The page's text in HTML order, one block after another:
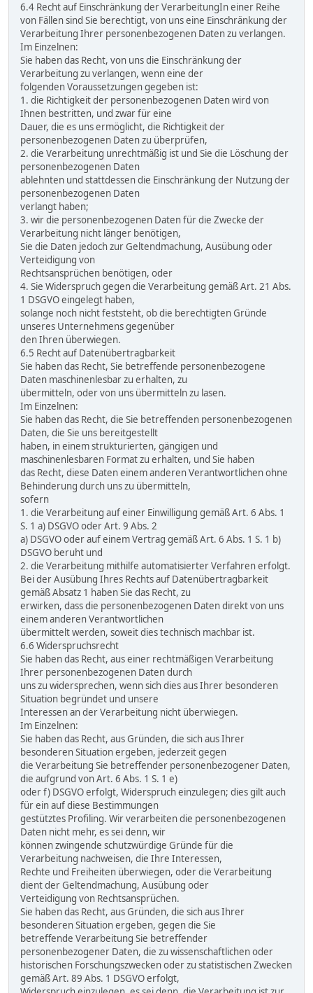
6.4 Recht auf Einschränkung der VerarbeitungIn einer Reihe
von Fällen sind Sie berechtigt, von uns eine Einschränkung der
Verarbeitung Ihrer personenbezogenen Daten zu verlangen.
Im Einzelnen:
Sie haben das Recht, von uns die Einschränkung der
Verarbeitung zu verlangen, wenn eine der
folgenden Voraussetzungen gegeben ist:
1. die Richtigkeit der personenbezogenen Daten wird von
Ihnen bestritten, und zwar für eine
Dauer, die es uns ermöglicht, die Richtigkeit der
personenbezogenen Daten zu überprüfen,
2. die Verarbeitung unrechtmäßig ist und Sie die Löschung der
personenbezogenen Daten
ablehnten und stattdessen die Einschränkung der Nutzung der
personenbezogenen Daten
verlangt haben;
3. wir die personenbezogenen Daten für die Zwecke der
Verarbeitung nicht länger benötigen,
Sie die Daten jedoch zur Geltendmachung, Ausübung oder
Verteidigung von
Rechtsansprüchen benötigen, oder
4. Sie Widerspruch gegen die Verarbeitung gemäß Art. 21 Abs.
1 DSGVO eingelegt haben,
solange noch nicht feststeht, ob die berechtigten Gründe
unseres Unternehmens gegenüber
den Ihren überwiegen.
6.5 Recht auf Datenübertragbarkeit
Sie haben das Recht, Sie betreffende personenbezogene
Daten maschinenlesbar zu erhalten, zu
übermitteln, oder von uns übermitteln zu lasen.
Im Einzelnen:
Sie haben das Recht, die Sie betreffenden personenbezogenen
Daten, die Sie uns bereitgestellt
haben, in einem strukturierten, gängigen und
maschinenlesbaren Format zu erhalten, und Sie haben
das Recht, diese Daten einem anderen Verantwortlichen ohne
Behinderung durch uns zu übermitteln,
sofern
1. die Verarbeitung auf einer Einwilligung gemäß Art. 6 Abs. 1
S. 1 a) DSGVO oder Art. 9 Abs. 2
a) DSGVO oder auf einem Vertrag gemäß Art. 6 Abs. 1 S. 1 b)
DSGVO beruht und
2. die Verarbeitung mithilfe automatisierter Verfahren erfolgt.
Bei der Ausübung Ihres Rechts auf Datenübertragbarkeit
gemäß Absatz 1 haben Sie das Recht, zu
erwirken, dass die personenbezogenen Daten direkt von uns
einem anderen Verantwortlichen
übermittelt werden, soweit dies technisch machbar ist.
6.6 Widerspruchsrecht
Sie haben das Recht, aus einer rechtmäßigen Verarbeitung
Ihrer personenbezogenen Daten durch
uns zu widersprechen, wenn sich dies aus Ihrer besonderen
Situation begründet und unsere
Interessen an der Verarbeitung nicht überwiegen.
Im Einzelnen:
Sie haben das Recht, aus Gründen, die sich aus Ihrer
besonderen Situation ergeben, jederzeit gegen
die Verarbeitung Sie betreffender personenbezogener Daten,
die aufgrund von Art. 6 Abs. 1 S. 1 e)
oder f) DSGVO erfolgt, Widerspruch einzulegen; dies gilt auch
für ein auf diese Bestimmungen
gestütztes Profiling. Wir verarbeiten die personenbezogenen
Daten nicht mehr, es sei denn, wir
können zwingende schutzwürdige Gründe für die
Verarbeitung nachweisen, die Ihre Interessen,
Rechte und Freiheiten überwiegen, oder die Verarbeitung
dient der Geltendmachung, Ausübung oder
Verteidigung von Rechtsansprüchen.
Sie haben das Recht, aus Gründen, die sich aus Ihrer
besonderen Situation ergeben, gegen die Sie
betreffende Verarbeitung Sie betreffender
personenbezogener Daten, die zu wissenschaftlichen oder
historischen Forschungszwecken oder zu statistischen Zwecken
gemäß Art. 89 Abs. 1 DSGVO erfolgt,